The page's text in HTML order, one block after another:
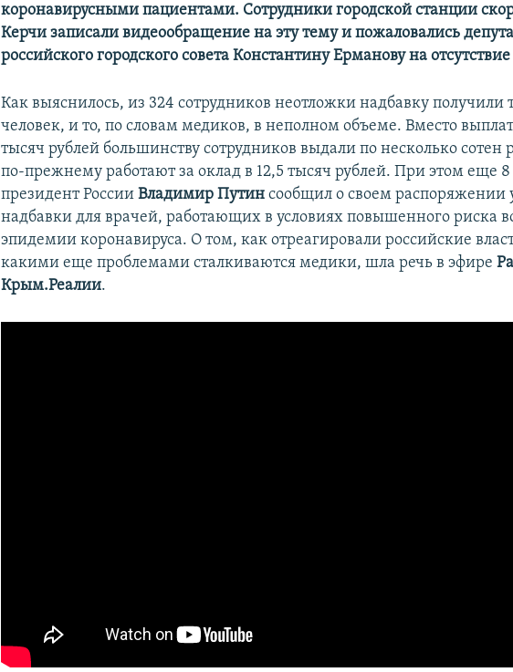
коронавирусными пациентами. Сотрудники городской станции
Керчи записали видеообращение на эту тему и пожаловались
российского городского совета Константину Ерманову на
Как выяснилось, из 324 сотрудников неотложки надбавку получили
человек, и то, по словам медиков, в неполном объеме. Вместо
тысяч рублей большинству сотрудников выдали по несколько сотен
по-прежнему работают за оклад в 12,5 тысяч рублей. При этом еще 8
президент РоссииВладимир Путин сообщил о своем распоряжении
надбавки для врачей, работающих в условиях повышенного риска
эпидемии коронавируса. О том, как отреагировали российские
какими еще проблемами сталкиваются медики, шла речь в эфире
Крым.Реалии.